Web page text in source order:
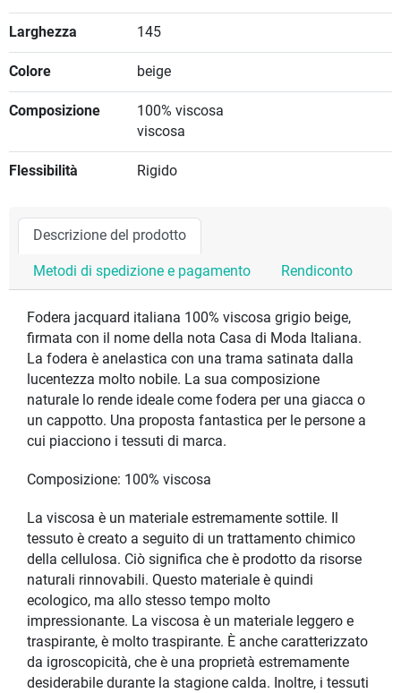
Larghezza 145
Colore beige
Composizione
100% viscosa
viscosa
Flessibilità Rigido
Descrizione del prodotto
Metodi di spedizione e pagamento Rendiconto
Fodera jacquard italiana 100% viscosa grigio beige,
firmata con il nome della nota Casa di Moda Italiana.
La fodera è anelastica con una trama satinata dalla
lucentezza molto nobile. La sua composizione
naturale lo rende ideale come fodera per una giacca o
un cappotto. Una proposta fantastica per le persone a
cui piacciono i tessuti di marca.
Composizione: 100% viscosa
La viscosa è un materiale estremamente sottile. Il
tessuto è creato a seguito di un trattamento chimico
della cellulosa. Ciò significa che è prodotto da risorse
naturali rinnovabili. Questo materiale è quindi
ecologico, ma allo stesso tempo molto
impressionante. La viscosa è un materiale leggero e
traspirante, è molto traspirante. È anche caratterizzato
da igroscopicità, che è una proprietà estremamente
desiderabile durante la stagione calda. Inoltre, i tessuti